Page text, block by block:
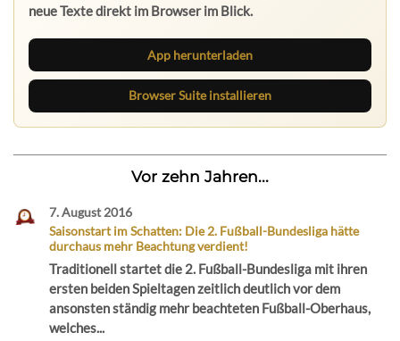
neue Texte direkt im Browser im Blick.
App herunterladen
Browser Suite installieren
Vor zehn Jahren...
7. August 2016
Saisonstart im Schatten: Die 2. Fußball-Bundesliga hätte
durchaus mehr Beachtung verdient!
Traditionell startet die 2. Fußball-Bundesliga mit ihren
ersten beiden Spieltagen zeitlich deutlich vor dem
ansonsten ständig mehr beachteten Fußball-Oberhaus,
welches...